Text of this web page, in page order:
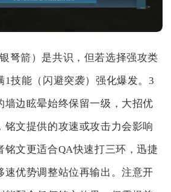
弩箭）是共识，但若选择强攻类
1技能（闪避突袭）强化爆发。3
墙边眩晕始终保留一级，大招优
铭文提供的攻速或攻击力会影响
文更适合QA快速打三环，迅捷
速优势调整站位再输出。注意开